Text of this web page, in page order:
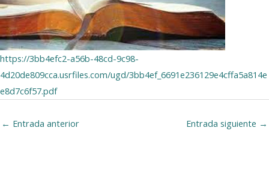
https://3bb4efc2-a56b-48cd-9c98-
4d20de809cca.usrfiles.com/ugd/3bb4ef_6691e236129e4cffa5a814e
e8d7c6f57.pdf
← Entrada anterior Entrada siguiente →